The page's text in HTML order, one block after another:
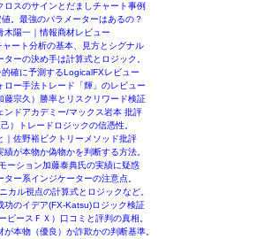
ロスのサインとだましチャート事例
。最強のパラメーターはあるの？
木陽一｜情報商材レビュー
ート分析の基本、見方とシグナル
ーの決め手は計算式とロジック。
確に予測するLogicalFXレビュー
ロー手法トレード「輝」のレビュー
藤宗久）勝率とリスクリワード検証
ンドアカデミー/マックス岩本 批評
）トレードロジックの信憑性。
｜佐野裕ビクトリーメソッド批評
が本物か偽物かを判断する方法。
ーション加藤泰典氏の実績に疑惑
ー系インジケーターの注意点。
カル視点の計算式とロジックなど。
功のイデア(FX-Katsu)ロジック検証
ピースＦＸ）口コミと評判の真相。
本物（優良）か詐欺かの判断基準。